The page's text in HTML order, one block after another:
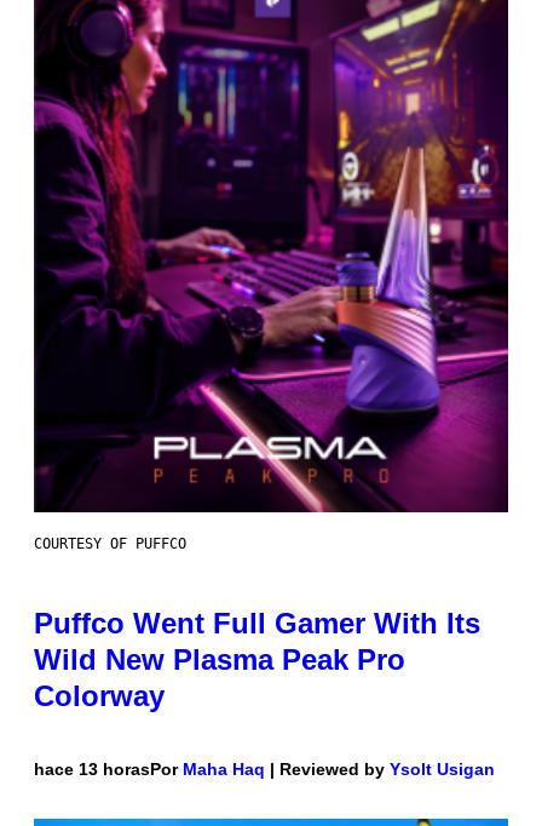
COURTESY OF PUFFCO
Puffco Went Full Gamer With Its
Wild New Plasma Peak Pro
Colorway
hace 13 horasPor Maha Haq | Reviewed by Ysolt Usigan